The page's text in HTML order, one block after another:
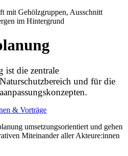
ist die zentrale
und für die
& Vorträge
umsetzungsorientiert und gehen
Miteinander aller Akteure:innen